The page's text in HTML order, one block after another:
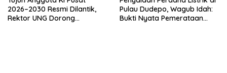
2026–2030 Resmi Dilantik,
Rektor UNG Dorong
Pulau Dudepo, Wagub Idah:
Bukti Nyata Pemerataan